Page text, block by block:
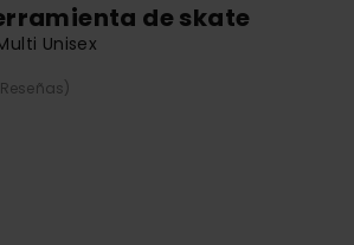
de skate
Unisex